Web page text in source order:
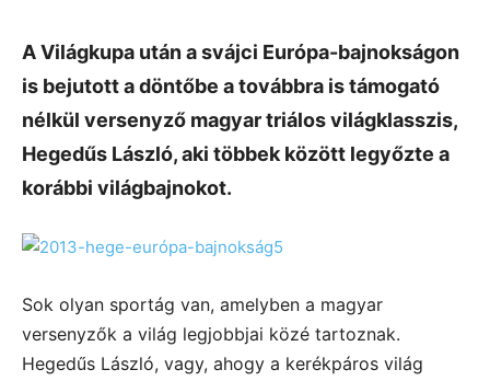
A Világkupa után a svájci Európa-bajnokságon
is bejutott a döntőbe a továbbra is támogató
nélkül versenyző magyar triálos világklasszis,
Hegedűs László, aki többek között legyőzte a
korábbi világbajnokot.
Sok olyan sportág van, amelyben a magyar
versenyzők a világ legjobbjai közé tartoznak.
Hegedűs László, vagy, ahogy a kerékpáros világ